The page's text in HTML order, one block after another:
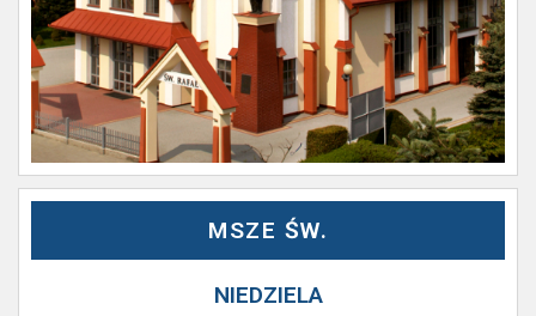
MSZE ŚW.
NIEDZIELA